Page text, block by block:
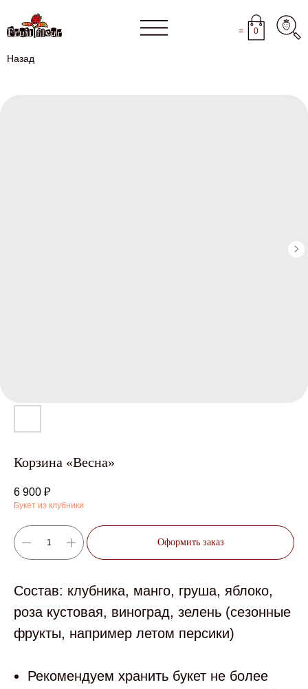
Назад
0
=
Корзина «Весна»
6 900 ₽
Букет из клубники
Оформить заказ
Состав: клубника, манго, груша, яблоко,
роза кустовая, виноград, зелень (сезонные
фрукты, например летом персики)
Рекомендуем хранить букет не более